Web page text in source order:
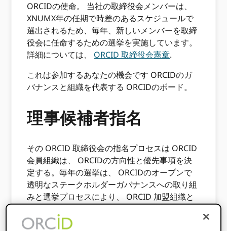
ORCIDの使命。 当社の取締役会メンバーは、
XNUMX年の任期で時差のあるスケジュールで
選出されるため、毎年、新しいメンバーを取締
役会に任命するための選挙を実施しています。
詳細については、 ORCID 取締役会憲章.
これは参加するあなたの機会です ORCIDのガ
バナンスと組織を代表する ORCIDのボード。
理事候補者指名
その ORCID 取締役会の指名プロセスは ORCID
会員組織は、 ORCIDの方向性と優先事項を決
定する。毎年の選挙は、 ORCIDのオープンで
透明なステークホルダーガバナンスへの取り組
みと選挙プロセスにより、 ORCID 加盟組織と
す。